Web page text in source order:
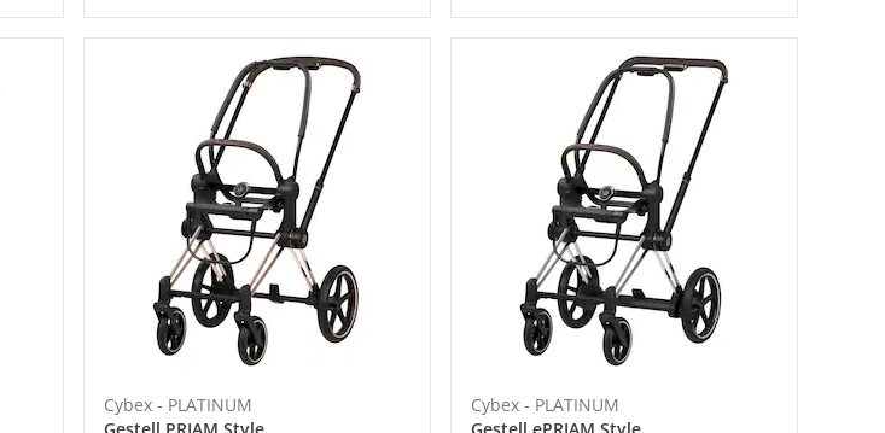
Cybex - PLATINUM
Cybex - PLATINUM